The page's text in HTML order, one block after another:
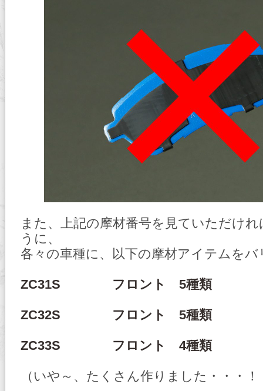
また、上記の摩材番号を見ていただけ
うに、
各々の車種に、以下の摩材アイテムを
ZC31S フロント 5種類 リ
ZC32S フロント 5種類 リ
ZC33S フロント 4種類 リ
（いや～、たくさん作りました・・・